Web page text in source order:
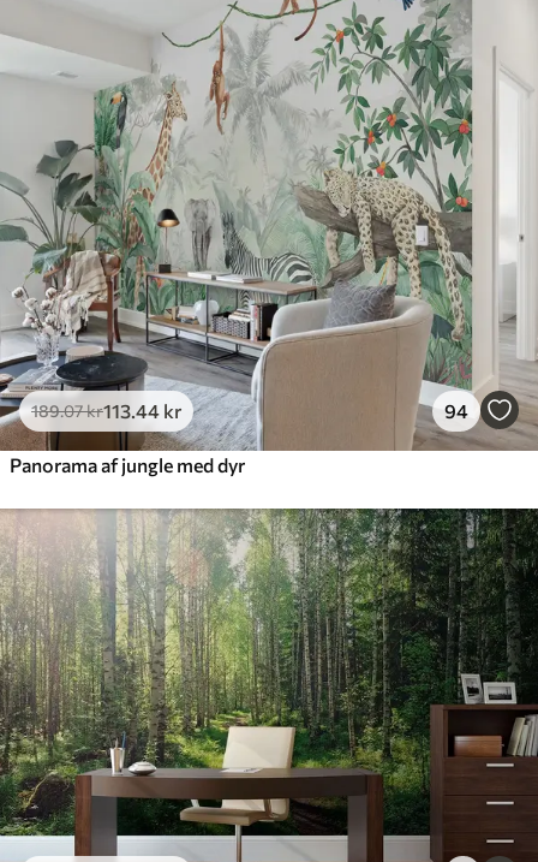
Premium
.33269.00kr/m²
Premium vinyl
516.67310.00 kr/m²
Peel and Stick
666.67400.00kr/m²
189.07kr113 .44 kr 94
Panorama af jungle med dyr